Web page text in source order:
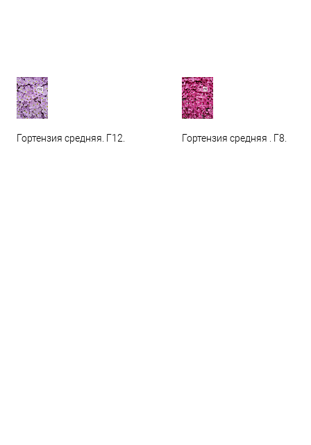
Гортензия средняя. Г12. Гортензия средняя . Г8.